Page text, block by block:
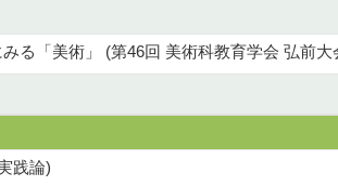
る「美術」 (第46回 美術科教育学会 弘前大
践論)